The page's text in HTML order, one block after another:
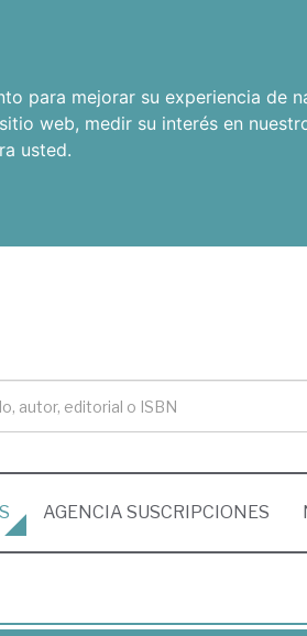
para mejorar su experiencia de
web, medir su interés en
usted.
AGENCIA SUSCRIPCIONES